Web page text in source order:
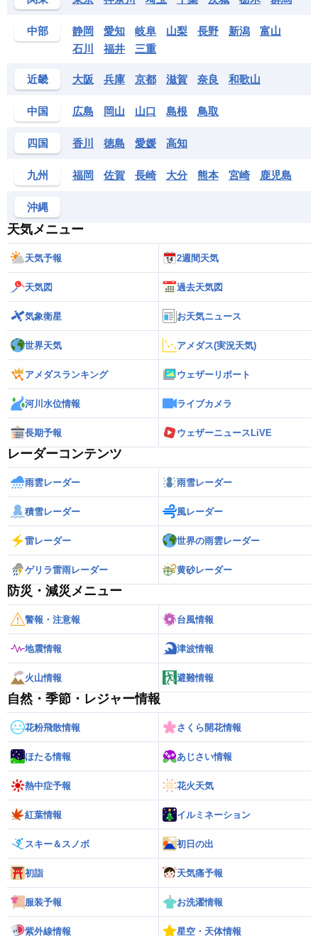
都城市山田町中霧島4423-4
レインボースポーツランドゴルフクラブ
中部 静岡 愛知 岐阜 山梨 長野 新潟
富山
石川
福井 三重
近畿 大阪 兵庫 京都 滋賀 奈良 和歌山
中国 広島 岡山 山口 島根 鳥取
四国 香川 徳島 愛媛 高知
九州 福岡 佐賀 長崎 大分 熊本 宮崎 鹿児島
沖縄
天気メニュー
天気予報 2週間天気
天気図 過去天気図
気象衛星 お天気ニュース
世界天気 アメダス(実況天気)
アメダスランキング ウェザーリポート
河川水位情報 ライブカメラ
長期予報 ウェザーニュースLiVE
レーダーコンテンツ
雨雲レーダー 雨雪レーダー
積雪レーダー 風レーダー
雷レーダー 世界の雨雲レーダー
ゲリラ雷雨レーダー 黄砂レーダー
防災・減災メニュー
警報・注意報 台風情報
地震情報 津波情報
火山情報 避難情報
自然・季節・レジャー情報
花粉飛散情報 さくら開花情報
ほたる情報 あじさい情報
熱中症予報 花火天気
紅葉情報 イルミネーション
スキー＆スノボ 初日の出
初詣 天気痛予報
服装予報 お洗濯情報
紫外線情報 星空・天体情報